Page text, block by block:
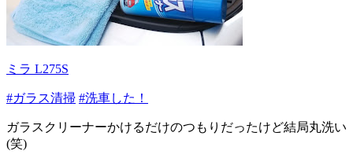
ミラ L275S
#ガラス清掃 #洗車した！
ガラスクリーナーかけるだけのつもりだったけど結局丸洗い
(笑)